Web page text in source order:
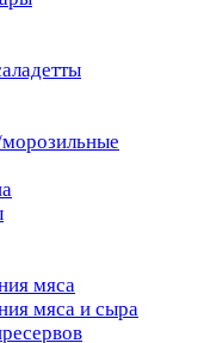
мяса
мяса и сыра